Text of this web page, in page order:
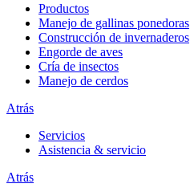
Productos
Manejo de gallinas ponedoras
Construcción de invernaderos
Engorde de aves
Cría de insectos
Manejo de cerdos
Atrás
Servicios
Asistencia & servicio
Atrás